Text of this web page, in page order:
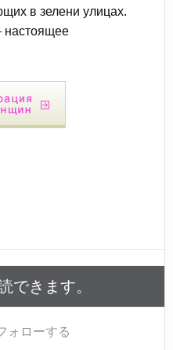
в зелени улицах.
настоящее
できます。
ォローする